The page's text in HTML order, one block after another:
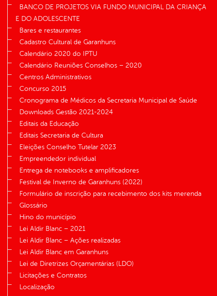
BANCO DE PROJETOS VIA FUNDO MUNICIPAL DA CRIANÇA
E DO ADOLESCENTE
Bares e restaurantes
Cadastro Cultural de Garanhuns
Calendário 2020 do IPTU
Calendário Reuniões Conselhos – 2020
Centros Administrativos
Concurso 2015
Cronograma de Médicos da Secretaria Municipal de Saúde
Downloads Gestão 2021-2024
Editais da Educação
Editais Secretaria de Cultura
Eleições Conselho Tutelar 2023
Empreendedor individual
Entrega de notebooks e amplificadores
Festival de Inverno de Garanhuns (2022)
Formulário de inscrição para recebimento dos kits merenda
Glossário
Hino do município
Lei Aldir Blanc – 2021
Lei Aldir Blanc – Ações realizadas
Lei Aldir Blanc em Garanhuns
Lei de Diretrizes Orçamentárias (LDO)
Licitações e Contratos
Localização